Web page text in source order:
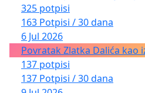
325 potpisi
163 Potpisi / 30 dana
6 Jul 2026
Povratak Zlatka Dalića kao
137 potpisi
137 Potpisi / 30 dana